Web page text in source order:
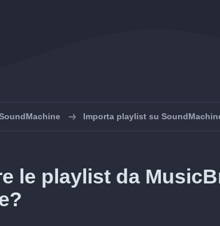
Importa playlist su
le playlist da